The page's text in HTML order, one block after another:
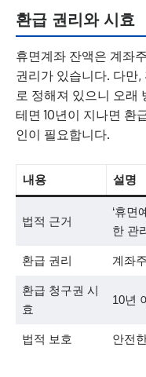
환급 권리와 시효
휴면계좌 잔액은 계좌
권리가 있습니다. 다만,
로 정해져 있으니 오래
테면 10년이 지나면 환
인이 필요합니다.
내용 설명
법적 근거
‘휴면
한 관
환급 권리 계좌
환급 청구권 시
효
10년
법적 보호 안전